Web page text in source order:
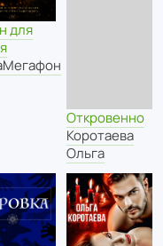
для
Откровенно
Коротаева
Ольга